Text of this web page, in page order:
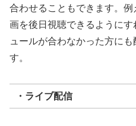
合わせることもできます。
画を後日視聴できるように
ュールが合わなかった方に
す。
・ライブ配信